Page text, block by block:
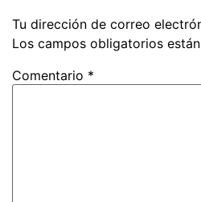
Tu dirección de correo
Los campos obligatorios
Comentario *